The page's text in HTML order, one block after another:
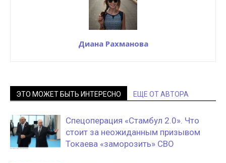
Диана Рахманова
ЭТО МОЖЕТ БЫТЬ ИНТЕРЕСНО ЕЩЕ ОТ АВТОРА
Спецоперация «Стамбул 2.0». Что
стоит за неожиданным призывом
Токаева «заморозить» СВО